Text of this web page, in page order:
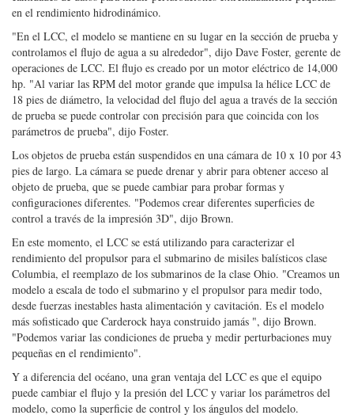
pies de largo. La cámara se puede drenar y abrir para obtener acceso al
objeto de prueba, que se puede cambiar para probar formas y
configuraciones diferentes. "Podemos crear diferentes superficies de
control a través de la impresión 3D", dijo Brown.
En este momento, el LCC se está utilizando para caracterizar el
rendimiento del propulsor para el submarino de misiles balísticos clase
modelo a escala de todo el submarino y el propulsor para medir todo,
desde fuerzas inestables hasta alimentación y cavitación. Es el modelo
más sofisticado que Carderock haya construido jamás ", dijo Brown.
"Podemos variar las condiciones de prueba y medir perturbaciones muy
pequeñas en el rendimiento".
Y a diferencia del océano, una gran ventaja del LCC es que el equipo
puede cambiar el flujo y la presión del LCC y variar los parámetros del
modelo, como la superficie de control y los ángulos del modelo.
"Podemos mantener las condiciones de prueba durante horas bajo
condiciones precisas que permitan la recopilación de grandes cantidades
de datos en el transcurso de un día", dijo Foster.
"Recientemente realizamos pruebas del sistema remolcado de extracción
obtener datos reales sin llevarlo al océano ", dijo Brown.
"Y a diferencia del océano, la sección de prueba de LCC tiene ventanas